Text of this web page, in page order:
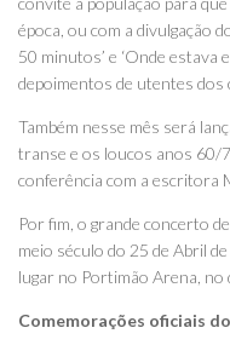
época, ou com a divulgação
50 minutos’ e ‘Onde estava
depoimentos de utentes
Também nesse mês será
transe e os loucos anos 60/
conferência com a escritora
Por fim, o grande concerto
meio século do 25 de Abril
lugar no Portimão Arena, no
Comemorações oficiais